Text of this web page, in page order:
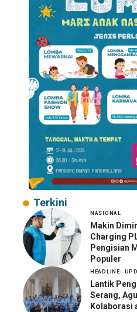
Terkini
NASIONAL
Makin
Charging
Pengisian
Populer
HEADLINE
Lantik
Serang,
Kolaborasi